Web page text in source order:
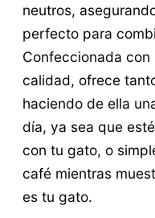
O
c
n
t
i
d
a
neutros,
perfecto para
Confeccionada con
calidad, ofrece
haciendo de ella
día, ya sea que
con tu gato, o
café mientras
es tu gato.